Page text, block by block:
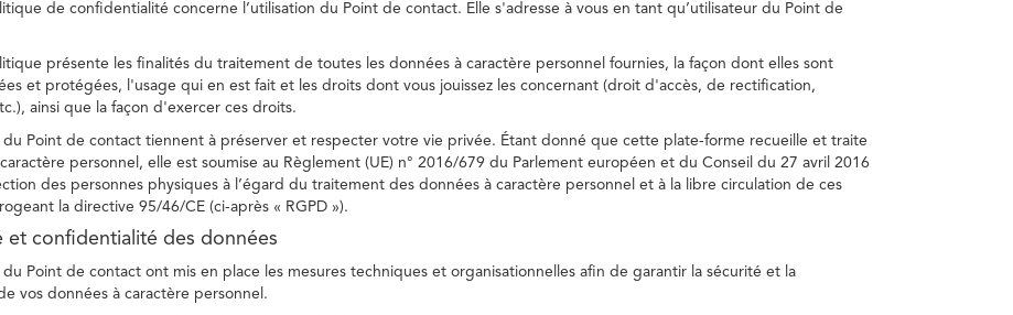
de confidentialité concerne l’utilisation du Point de contact. Elle s'adresse à vous en tant qu’utilisateur du Point de
présente les finalités du traitement de toutes les données à caractère personnel fournies, la façon dont elles sont
et protégées, l'usage qui en est fait et les droits dont vous jouissez les concernant (droit d'accès, de rectification,
ainsi que la façon d'exercer ces droits.
du Point de contact tiennent à préserver et respecter votre vie privée. Étant donné que cette plate-forme recueille et traite
personnel, elle est soumise au Règlement (UE) n° 2016/679 du Parlement européen et du Conseil du 27 avril 2016
des personnes physiques à l’égard du traitement des données à caractère personnel et à la libre circulation de ces
la directive 95/46/CE (ci-après « RGPD »).
et confidentialité des données
du Point de contact ont mis en place les mesures techniques et organisationnelles afin de garantir la sécurité et la
vos données à caractère personnel.